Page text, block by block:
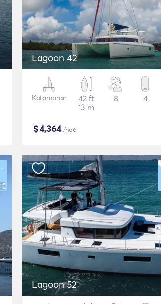
Lagoon 42
Katamaran
42 ft
13 m
8 4
$4,364/noč
Lagoon 52